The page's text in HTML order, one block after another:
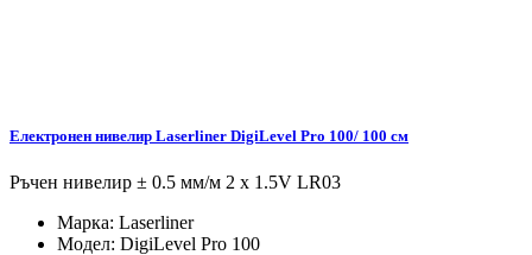
Електронен нивелир Laserliner DigiLevel Pro 100/ 100 см
Ръчен нивелир ± 0.5 мм/м 2 x 1.5V LR03
Марка: Laserliner
Модел: DigiLevel Pro 100